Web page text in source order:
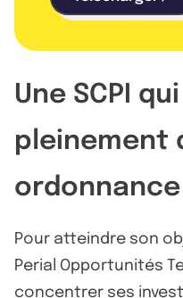
Une SCPI
pleinement
ordonnance
Pour atteindre son
Perial Opportunités
concentrer ses